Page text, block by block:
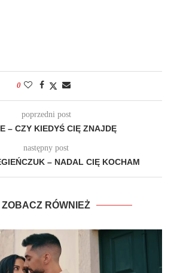
0
poprzedni post
– CZY KIEDYŚ CIĘ ZNAJDĘ
następny post
– NADAL CIĘ KOCHAM
ZOBACZ RÓWNIEŻ